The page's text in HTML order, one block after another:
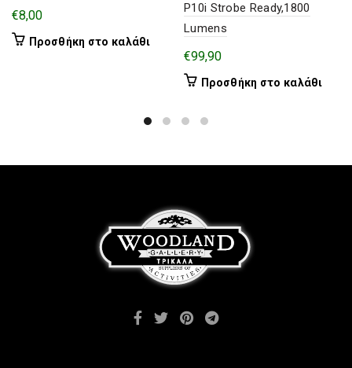
€8,00
Προσθήκη στο καλάθι
P10i Strobe Ready,1800
Lumens
€99,90
Προσθήκη στο καλάθι